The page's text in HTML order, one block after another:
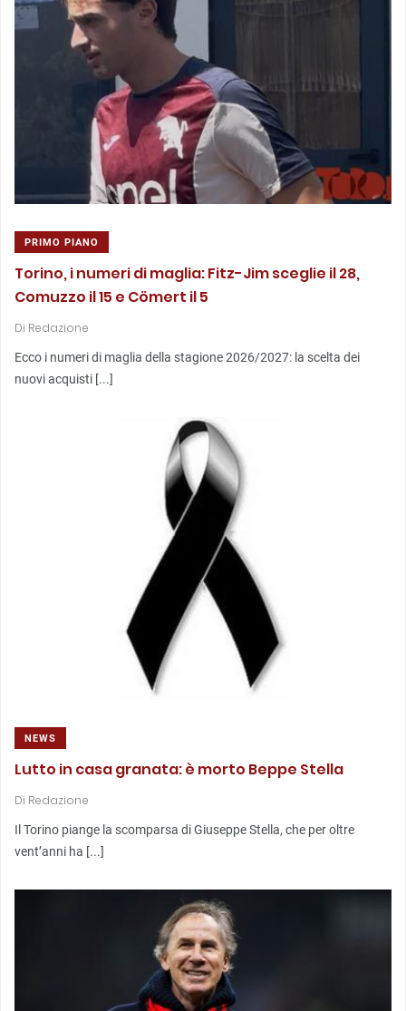
PRIMO PIANO
Torino, i numeri di maglia: Fitz-Jim sceglie il 28,
Comuzzo il 15 e Cömert il 5
Di Redazione
Ecco i numeri di maglia della stagione 2026/2027: la scelta dei
nuovi acquisti [...]
NEWS
Lutto in casa granata: è morto Beppe Stella
Di Redazione
Il Torino piange la scomparsa di Giuseppe Stella, che per oltre
vent’anni ha [...]